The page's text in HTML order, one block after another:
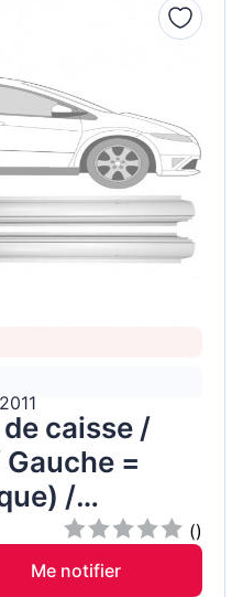
caisse /
=
/
()
Me notifier